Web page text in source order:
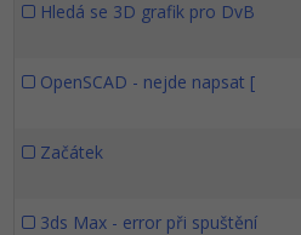
Hledá se 3D grafik pro DvB
OpenSCAD - nejde napsat [
Začátek
3ds Max - error při spuštění